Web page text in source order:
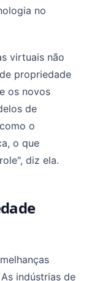
no
virtuais não
propriedade
os novos
de
o
o que
diz ela.
indústrias de